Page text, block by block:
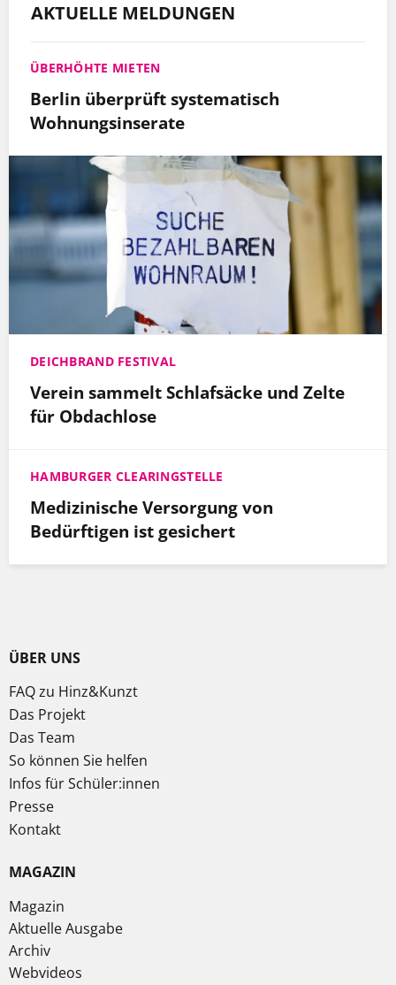
AKTUELLE MELDUNGEN
ÜBERHÖHTE MIETEN
Berlin überprüft systematisch
Wohnungsinserate
DEICHBRAND FESTIVAL
Verein sammelt Schlafsäcke und Zelte
für Obdachlose
HAMBURGER CLEARINGSTELLE
Medizinische Versorgung von
Bedürftigen ist gesichert
ÜBER UNS
FAQ zu Hinz&Kunzt
Das Projekt
Das Team
So können Sie helfen
Infos für Schüler:innen
Presse
Kontakt
MAGAZIN
Magazin
Aktuelle Ausgabe
Archiv
Webvideos